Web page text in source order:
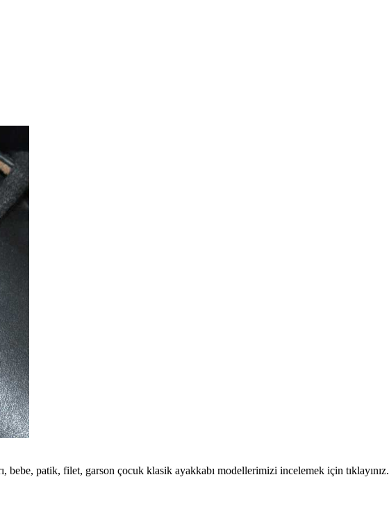
bebe, patik, filet, garson çocuk klasik ayakkabı modellerimizi incelemek için tıklayınız.
incelemek için tıklayınız.
filet, garson çocuk spor ayakkabı modellerimizi incelemek için tıklayınız.